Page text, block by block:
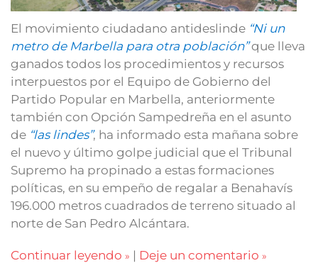
El movimiento ciudadano antideslinde “Ni un
metro de Marbella para otra población”que lleva
ganados todos los procedimientos y recursos
interpuestos por el Equipo de Gobierno del
Partido Popular en Marbella, anteriormente
también con Opción Sampedreña en el asunto
de “las lindes”, ha informado esta mañana sobre
el nuevo y último golpe judicial que el Tribunal
Supremo ha propinado a estas formaciones
políticas, en su empeño de regalar a Benahavís
196.000 metros cuadrados de terreno situado al
norte de San Pedro Alcántara.
Continuar leyendo | Deje un comentario